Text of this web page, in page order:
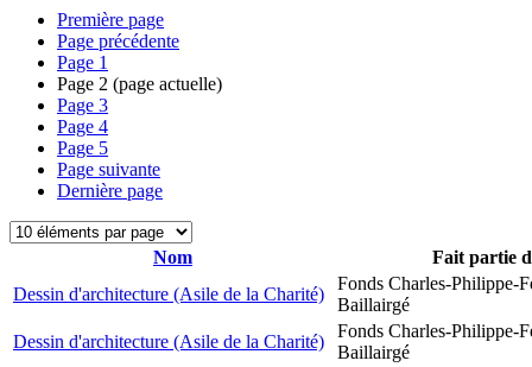
Première page
Page précédente
Page 1
Page 2 (page actuelle)
Page 3
Page 4
Page 5
Page suivante
Dernière page
Nom
Fait partie
Dessin d'architecture (Asile de la Charité)
Fonds Charles-Philippe-
Baillairgé
Dessin d'architecture (Asile de la Charité)
Fonds Charles-Philippe-
Baillairgé